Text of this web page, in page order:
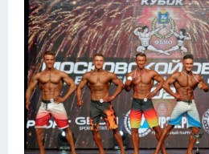
КатегорииФото
Много картинок...